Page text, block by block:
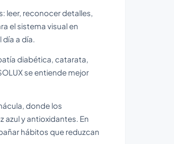
leer, reconocer detalles,
el sistema visual en
a día.
diabética, catarata,
se entiende mejor
donde los
y antioxidantes. En
hábitos que reduzcan